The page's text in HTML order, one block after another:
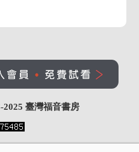
臺灣福音書房